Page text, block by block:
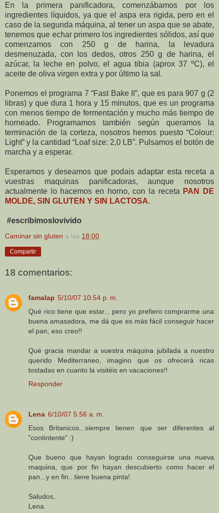
En la primera panificadora, comenzábamos por los
ingredientes líquidos, ya que el aspa era rigida, pero en el
caso de la segunda máquina, al tener un aspa que se abate,
tenemos que echar primero los ingredientes sólidos, así que
comenzamos con 250 g de harina, la levadura
desmenuzada, con los dedos, otros 250 g de harina, el
azúcar, la leche en polvo, el agua tibia (aprox 37 ºC), el
aceite de oliva virgen extra y por último la sal.
Ponemos el programa 7 “Fast Bake II”, que es para 907 g (2
libras) y que dura 1 hora y 15 minutos, que es un programa
con menos tiempo de fermentación y mucho más tiempo de
horneado. Programamos también según queramos la
terminación de la corteza, nosotros hemos puesto “Colour:
Light” y la cantidad “Loaf size: 2,0 LB”. Pulsamos el botón de
marcha y a esperar.
Esperamos y deseamos que podais adaptar esta receta a
vuestras maquinas panificadoras, aunque nosotros
actualmente lo hacemos en horno, con la receta PAN DE
MOLDE, SIN GLUTEN Y SIN LACTOSA.
#escribimoslovivido
Caminar sin gluten a las 18:00
Compartir
18 comentarios:
famalap 5/10/07 10:54 p. m.
Qué rico tiene que estar... pero yo prefiero comprarme una
buena amasadora, me dá que es más fácil conseguir hacer
el pan, eso creo!!
Qué gracia mandar a vuestra máquina jubilada a nuestro
querido Mediterraneo, imagino que os ofrecerá ricas
tostadas en cuanto la visitéis en vacaciones!!
Responder
Lena 6/10/07 5:56 a. m.
Esos Britanicos...siempre tienen que ser diferentes al
"contintente" :)
Que bueno que hayan logrado conseguirse una nueva
maquina, que por fin hayan descubierto como hacer el
pan...y en fin...tiene buena pinta!
Saludos,
Lena